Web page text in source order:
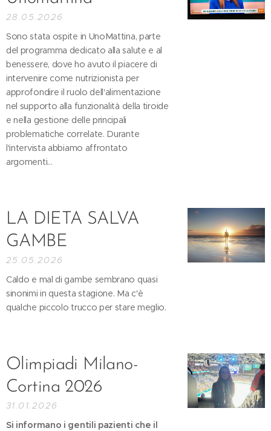
28.05.2026
Sono stata ospite in UnoMattina, parte
del programma dedicato alla salute e al
benessere, dove ho avuto il piacere di
intervenire come nutrizionista per
approfondire il ruolo dell'alimentazione
nel supporto alla funzionalità della tiroide
e nella gestione delle principali
problematiche correlate. Durante
l'intervista abbiamo affrontato
argomenti...
LA DIETA SALVA
GAMBE
25.05.2026
Caldo e mal di gambe sembrano quasi
sinonimi in questa stagione. Ma c'è
qualche piccolo trucco per stare meglio.
Olimpiadi Milano-
Cortina 2026
31.01.2026
Si informano i gentili pazienti che il